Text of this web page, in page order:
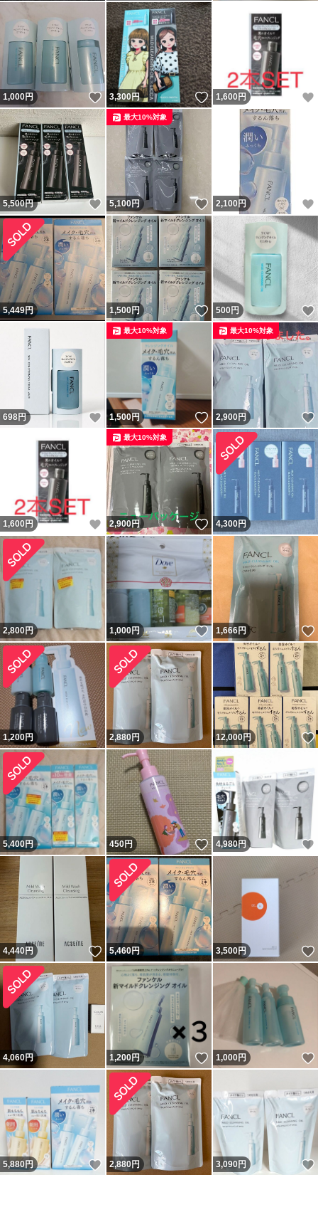
1,000円 いいね！
3,300円 いいね！
1,600 円
5,500円 いいね！
5,100円 いいね！
最大10%対象
2,100 円
5,449円 1,500円 いいね！
500円
698円 いいね！
1,500円 いいね！
最大10%対象
2,900円
最大10%対象
1,600 円 いいね！
2,900円 いいね！
最大10%対象
4,300円
2,800円 1,000円 いいね！
1,666円
1,200円 2,880円 12,000円
5,400円 450円 いいね！
4,980円
4,440円 いいね！
5,460円 3,500円
4,060円 1,200円 いいね！
1,000円
5,880円 いいね！
2,880円 3,090円